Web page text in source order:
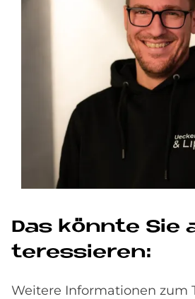
Das könn­te
ter­es­sie­ren:
Weitere Informationen zum